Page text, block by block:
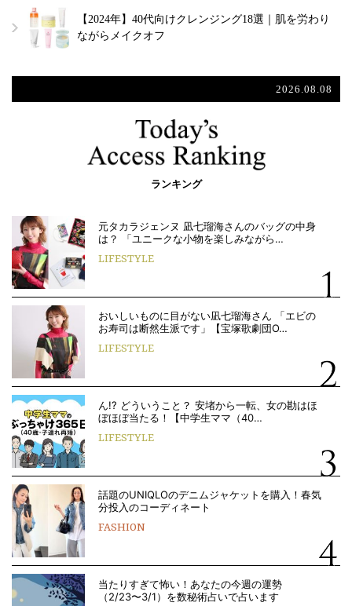
【2024年】40代向けクレンジング18選｜肌を労わり
ながらメイクオフ
2026.08.08
ランキング
元タカラジェンヌ 凪七瑠海さんのバッグの中身
は？ 「ユニークな小物を楽しみながら…
LIFESTYLE
おいしいものに目がない凪七瑠海さん 「エビの
お寿司は断然生派です」【宝塚歌劇団O…
LIFESTYLE
ん!? どういうこと？ 安堵から一転、女の勘はほ
ぼほぼ当たる！【中学生ママ（40…
LIFESTYLE
話題のUNIQLOのデニムジャケットを購入！春気
分投入のコーディネート
FASHION
当たりすぎて怖い！あなたの今週の運勢
（2/23〜3/1）を数秘術占いで占います